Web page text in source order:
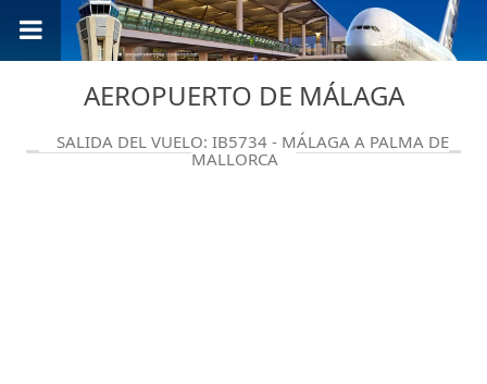
AEROPUERTO DE MÁLAGA
SALIDA DEL VUELO: IB5734 - MÁLAGA A PALMA DE
MALLORCA